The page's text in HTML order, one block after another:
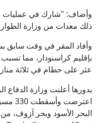
ذلك معدات من وزارة
وأفاد المقر في وقت
بإقليم كراسنودار، مما
عثر على حطام في ثلاثة
بدورها أعلنت وزارة